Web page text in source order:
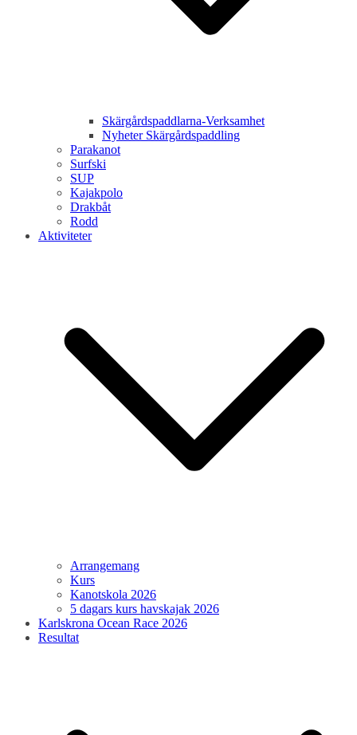
Skärgårdspaddlarna-Verksamhet
Nyheter Skärgårdspaddling
Parakanot
Surfski
SUP
Kajakpolo
Drakbåt
Rodd
Aktiviteter
Arrangemang
Kurs
Kanotskola 2026
5 dagars kurs havskajak 2026
Karlskrona Ocean Race 2026
Resultat